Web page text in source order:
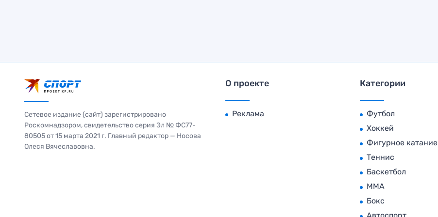
Сетевое издание (сайт) зарегистрировано
Роскомнадзором, свидетельство серия Эл № ФС77-
80505 от 15 марта 2021 г. Главный редактор — Носова
Олеся Вячеславовна.
О проекте
Реклама
Категории
Футбол
Хоккей
Фигурное катание
Теннис
Баскетбол
MMA
Бокс